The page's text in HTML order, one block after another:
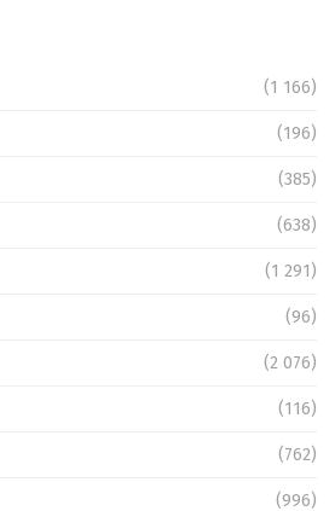
(1 166)
(196)
(385)
(638)
(1 291)
(96)
(2 076)
(116)
(762)
(996)